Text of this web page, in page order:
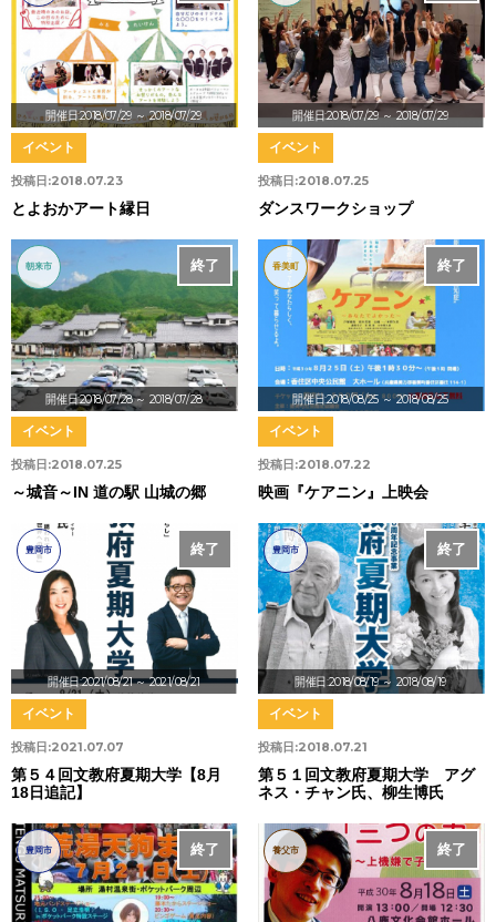
開催日:2018/07/29 ～ 2018/07/29
投稿日:2018.07.23
イベント
とよおかアート縁日
開催日:2018/07/29～ 2018/07/29
投稿日:2018.07.25
イベント
ダンスワークショップ
開催日:2018/07/28～ 2018/07/28
終了
朝来市
投稿日:2018.07.25
イベント
～城音～IN 道の駅 山城の郷
開催日:2018/08/25 ～ 2018/08/25
終了
香美町
投稿日:2018.07.22
イベント
映画『ケアニン』上映会
開催日:2021/08/21～ 2021/08/21
終了
豊岡市
投稿日:2021.07.07
イベント
第５４回文教府夏期大学【8月
18日追記】
開催日:2018/08/19～ 2018/08/19
終了
豊岡市
投稿日:2018.07.21
イベント
第５１回文教府夏期大学 アグ
ネス・チャン氏、柳生博氏
終了
豊岡市 終了
養父市